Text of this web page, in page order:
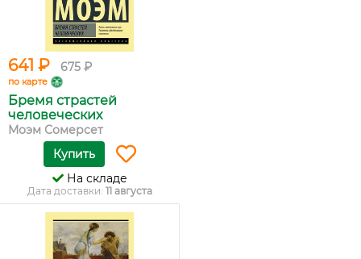
641 ₽ 675 ₽
по карте
Бремя страстей
человеческих
Моэм Сомерсет
Купить
На складе
Дата доставки: 11 августа